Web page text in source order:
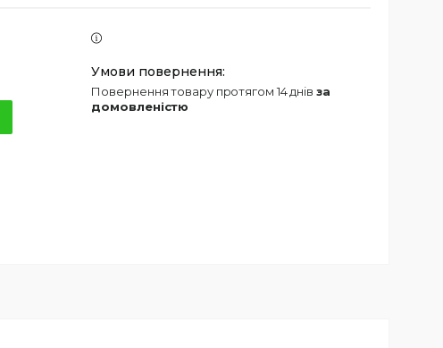
повернення товару протягом 14 днів за
домовленістю